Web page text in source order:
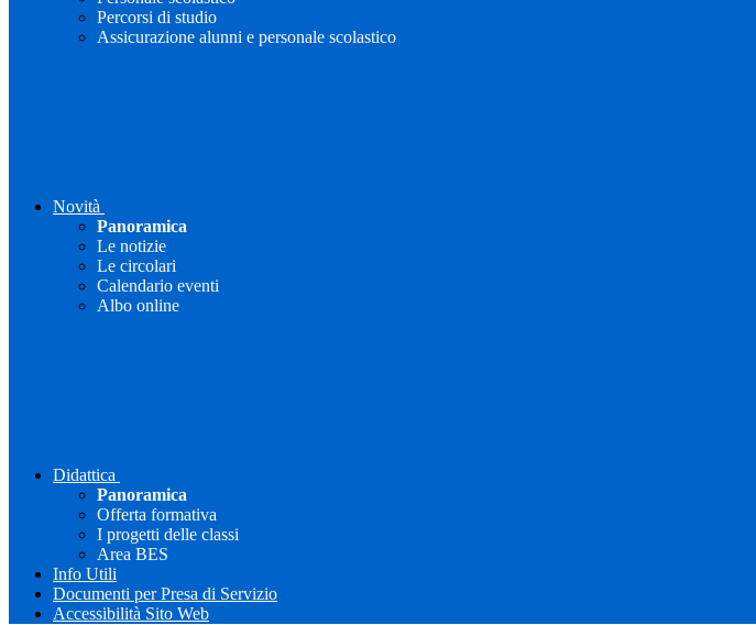
Percorsi di studio
Assicurazione alunni e personale scolastico
Novità
Panoramica
Le notizie
Le circolari
Calendario eventi
Albo online
Didattica
Panoramica
Offerta formativa
I progetti delle classi
Area BES
Info Utili
Documenti per Presa di Servizio
Accessibilità Sito Web